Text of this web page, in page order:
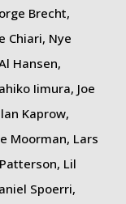
Brecht,
Chiari, Nye
Hansen,
Iimura, Joe
Kaprow,
Moorman, Lars
Lil
Spoerri,